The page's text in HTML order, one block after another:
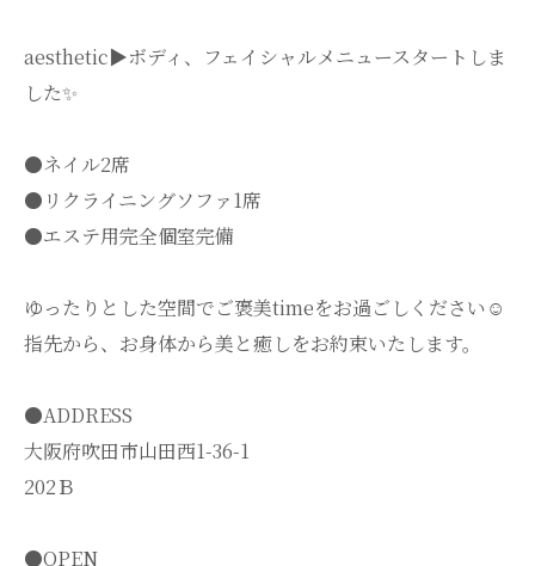
aesthetic▶︎ボディ、フェイシャルメニュースタートしま
した✨
●ネイル2席
●リクライニングソファ1席
●エステ用完全個室完備
ゆったりとした空間でご褒美timeをお過ごしください☺️
指先から、お身体から美と癒しをお約束いたします。
●ADDRESS
大阪府吹田市山田西1-36-1
202Ｂ
●OPEN